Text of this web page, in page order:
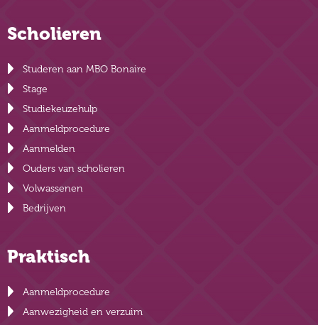
Scholieren
Studeren aan MBO Bonaire
Stage
Studiekeuzehulp
Aanmeldprocedure
Aanmelden
Ouders van scholieren
Volwassenen
Bedrijven
Praktisch
Aanmeldprocedure
Aanwezigheid en verzuim